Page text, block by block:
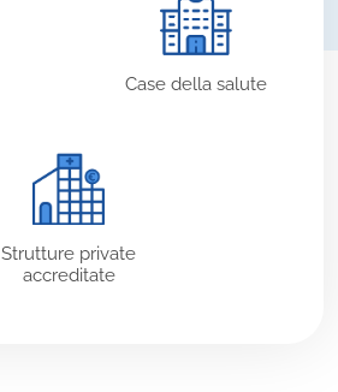
Case della salute
Strutture private
accreditate